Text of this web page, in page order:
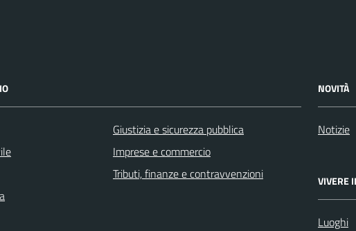
Giustizia e sicurezza pubblica
Imprese e commercio
Tributi, finanze e contravvenzioni
NOVITÀ
Notizie
VIVERE
Luoghi